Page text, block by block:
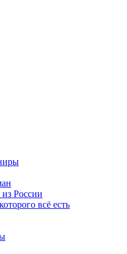
России
всё есть